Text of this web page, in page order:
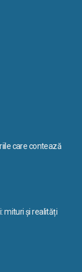
care contează
mituri și realități